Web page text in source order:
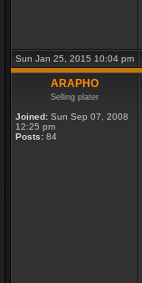
Sun Jan 25, 2015 10:04 pm
ARAPHO
Selling plater
Joined: Sun Sep 07, 2008
12:25 pm
Posts: 84